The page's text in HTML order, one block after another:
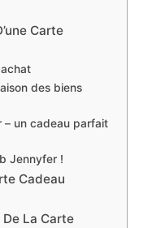
Carte
des biens
– un cadeau parfait
Jennyfer !
Cadeau
La Carte